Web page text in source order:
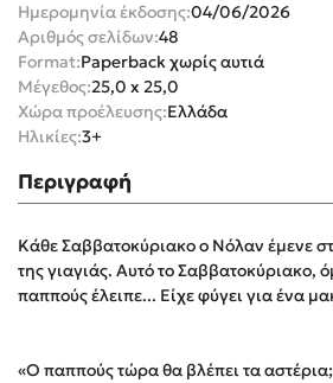
Mel Robbins
Δημοφιλείς Συγγραφείς
Ημερομηνία έκδοσης:04/06/2026
Αριθμός σελίδων:48
Format:Paperback χωρίς αυτιά
Μέγεθος:25,0 x 25,0
Χώρα προέλευσης:Ελλάδα
Ηλικίες:3+
Περιγραφή
Κάθε Σαββατοκύριακο ο Νόλαν έμενε
της γιαγιάς. Αυτό το Σαββατοκύριακο,
παππούς έλειπε... Είχε φύγει για ένα
«Ο παππούς τώρα θα βλέπει τα